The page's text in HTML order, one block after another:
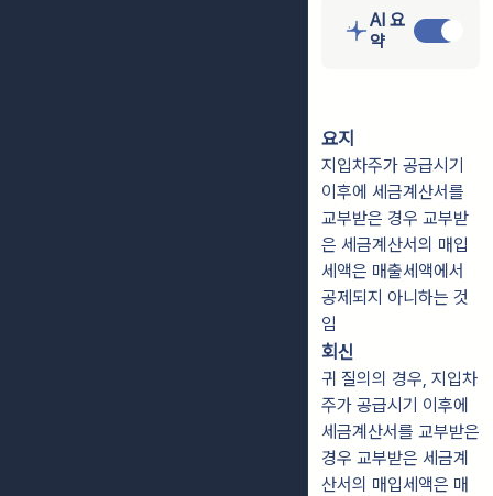
AI 요
약
요지
지입차주가 공급시기
이후에 세금계산서를
교부받은 경우 교부받
은 세금계산서의 매입
세액은 매출세액에서
공제되지 아니하는 것
임
회신
귀 질의의 경우, 지입차
주가 공급시기 이후에
세금계산서를 교부받은
경우 교부받은 세금계
산서의 매입세액은 매